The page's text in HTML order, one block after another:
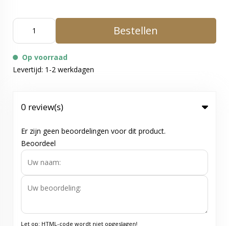
Bestellen
Op voorraad
Levertijd: 1-2 werkdagen
0 review(s)
Er zijn geen beoordelingen voor dit product.
Beoordeel
Let op: HTML-code wordt niet opgeslagen!